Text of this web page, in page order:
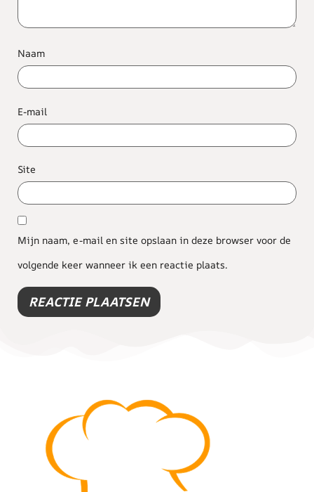
Naam
E-mail
Site
Mijn naam, e-mail en site opslaan in deze browser voor de
volgende keer wanneer ik een reactie plaats.